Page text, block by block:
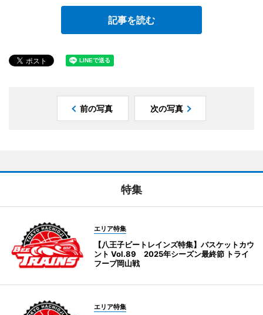
記事を読む
前の写真 次の写真
特集
エリア特集
【八王子ビートレインズ特集】バスケットカウ
ント Vol.89 2025年シーズン最終節 トライ
フープ岡山戦
エリア特集